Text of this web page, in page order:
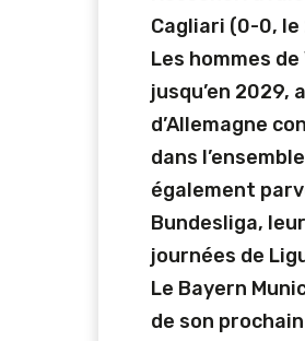
Cagliari (0-0,
Les hommes
jusqu’en 2029,
d’Allemagne
dans
également
Bundesliga,
journées de
Le Bayern
de son